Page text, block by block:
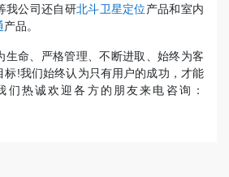
我公司还自研北斗卫星定位产品和室内
产品。
生命、严格管理、不断进取、始终为客
标!我们始终认为只有用户的成功，才能
们热诚欢迎各方的朋友来电咨询：